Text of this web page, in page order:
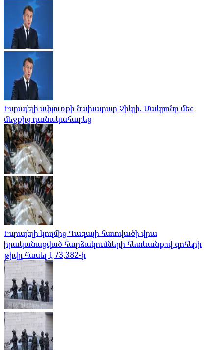
Իսրայելի սփյուռքի նախարար Չիկլի. Մակրոնը մեզ
մեջքից դանակահարեց
Իսրայելի կողմից Գազայի հատվածի վրա
իրականացված հարձակումների հետևանքով զոհերի
թիվը հասել է 73,382-ի